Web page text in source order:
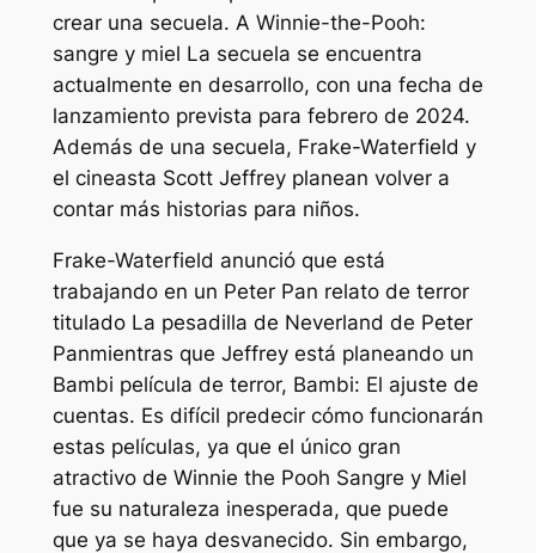
crear una secuela. A Winnie-the-Pooh:
sangre y miel La secuela se encuentra
actualmente en desarrollo, con una fecha de
lanzamiento prevista para febrero de 2024.
Además de una secuela, Frake-Waterfield y
el cineasta Scott Jeffrey planean volver a
contar más historias para niños.
Frake-Waterfield anunció que está
trabajando en un Peter Pan relato de terror
titulado La pesadilla de Neverland de Peter
Panmientras que Jeffrey está planeando un
Bambi película de terror, Bambi: El ajuste de
cuentas. Es difícil predecir cómo funcionarán
estas películas, ya que el único gran
atractivo de Winnie the Pooh Sangre y Miel
fue su naturaleza inesperada, que puede
que ya se haya desvanecido. Sin embargo,